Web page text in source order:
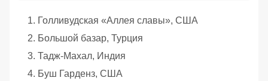
Голливудская «Аллея славы», США
Большой базар, Турция
Тадж-Махал, Индия
Буш Гарденз, США